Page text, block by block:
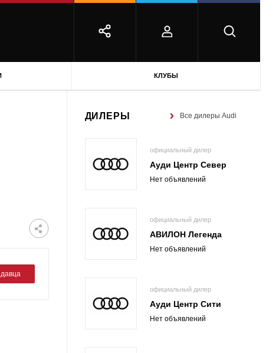
КЛУБЫ
ДИЛЕРЫ Все дилеры Audi
официальный дилер
Ауди Центр Север
Нет объявлений
официальный дилер
АВИЛОН Легенда
Нет объявлений
официальный дилер
Ауди Центр Сити
Нет объявлений